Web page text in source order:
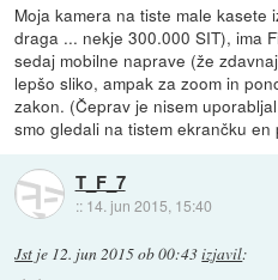
Moja kamera na tiste male kasete
draga ... nekje 300.000 SIT), ima
sedaj mobilne naprave (že
lepšo sliko, ampak za zoom in
zakon. (Čeprav je nisem
smo gledali na tistem ekrančku
T_F_7
:: 14. jun 2015, 15:40
Jst je 12. jun 2015 ob 00:43izjavil: